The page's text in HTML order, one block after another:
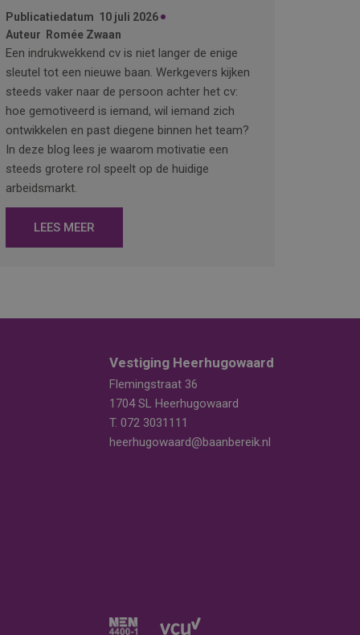
Publicatiedatum 10 juli 2026
Auteur
Romée Zwaan
Een indrukwekkend cv is niet langer de enige
sleutel tot een nieuwe baan. Werkgevers kijken
steeds vaker naar de persoon achter het cv:
hoe gemotiveerd is iemand, wil iemand zich
ontwikkelen en past diegene binnen het team?
In deze blog lees je waarom motivatie een
steeds grotere rol speelt op de huidige
arbeidsmarkt.
LEES MEER
Vestiging Heerhugowaard
Flemingstraat 36
1704 SL Heerhugowaard
T. 072 3031111
heerhugowaard@baanbereik.nl